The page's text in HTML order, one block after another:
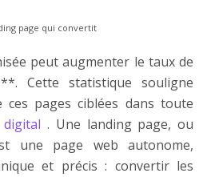
page qui convertit
peut augmenter le taux de
Cette statistique souligne
ces pages ciblées dans toute
. Une landing page, ou
une page web autonome,
et précis : convertir les